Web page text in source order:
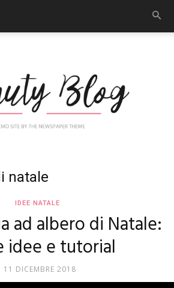
Nail
Art
Mania
natale
IDEE NATALE
ad albero di Natale:
idee e tutorial
11 DICEMBRE 2018